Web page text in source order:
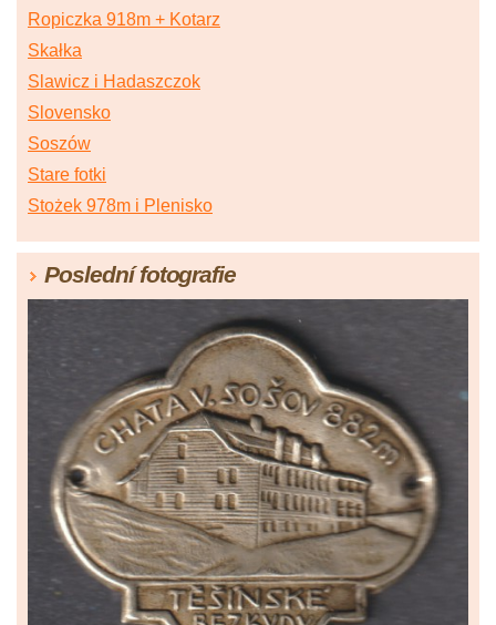
Ropiczka 918m + Kotarz
Skałka
Slawicz i Hadaszczok
Slovensko
Soszów
Stare fotki
Stożek 978m i Plenisko
Poslední fotografie